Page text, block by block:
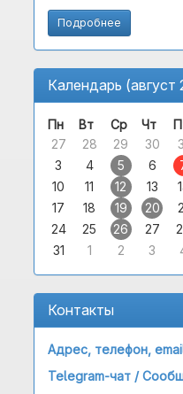
Подробнее
Календарь (август
Пн Вт Ср Чт
27
28 29 30
3
4 5 6
10
11 12 13
17
18 19 20
24
25 26 27
31
1 2 3
Контакты
Адрес, телефон,
Telegram-чат /